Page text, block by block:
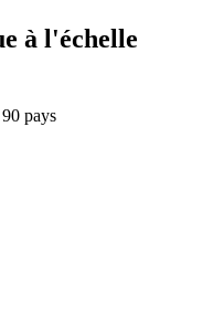
à l'échelle
pays